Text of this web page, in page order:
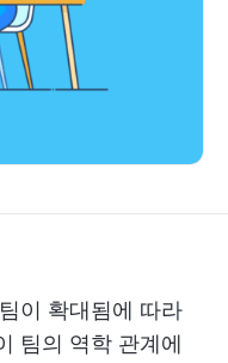
이 확대됨에 따라
팀의 역학 관계에